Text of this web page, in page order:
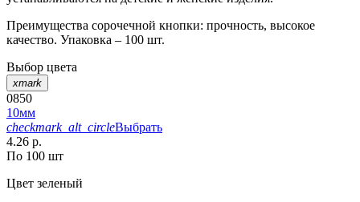
Преимущества сорочечной кнопки: прочность, высокое
качество. Упаковка – 100 шт.
Выбор цвета
xmark
0850
10мм
checkmark_alt_circleВыбрать
4.26 р.
По 100 шт
Цвет зеленый